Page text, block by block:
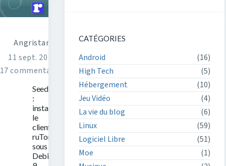
Angristan
11 sept. 2017
17 commentaires
Seedbox
:
installer
le
client
ruTorrent
sous
Debian
CATÉGORIES
Android
(16)
High Tech
(5)
Hébergement
(10)
Jeu Vidéo
(4)
La vie du blog
(6)
Linux
(59)
Logiciel Libre
(51)
Moe
(1)